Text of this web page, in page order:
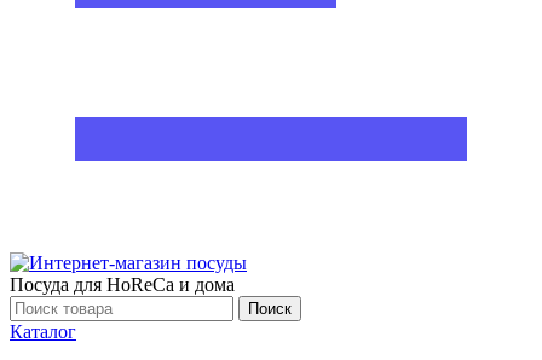
Посуда для HoReCa и дома
Поиск
Каталог